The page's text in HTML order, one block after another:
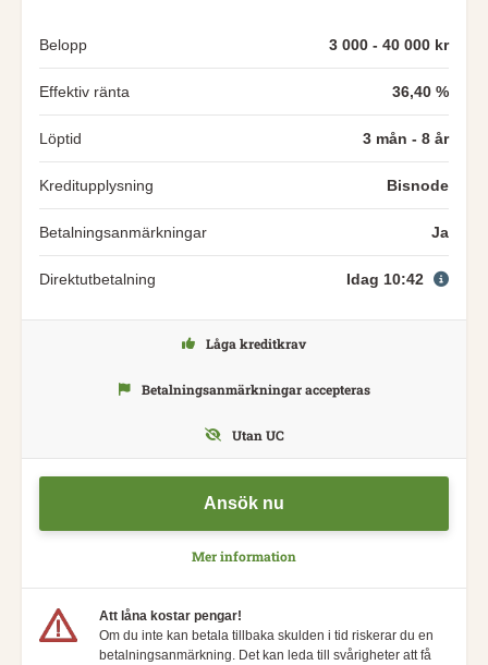
Belopp 3 000 - 40 000 kr
Effektiv ränta 36,40 %
Löptid 3 mån - 8 år
Kreditupplysning Bisnode
Betalningsanmärkningar Ja
Direktutbetalning Idag 10:42
Ansök nu
Mer information
Låga kreditkrav
Betalningsanmärkningar accepteras
Utan UC
Att låna kostar pengar!
Om du inte kan betala tillbaka skulden i tid riskerar du en
betalningsanmärkning. Det kan leda till svårigheter att få